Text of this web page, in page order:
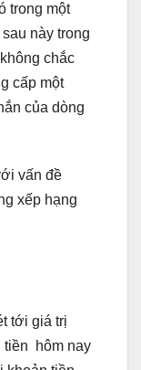
trong một
này trong
chắc
cấp một
của dòng
vấn đề
xếp hạng
tới giá trị
tiền hôm nay